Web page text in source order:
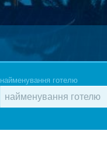
найменування готелю